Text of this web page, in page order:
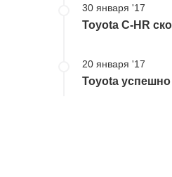
30 января '17
Toyota C-HR
20 января '17
Toyota